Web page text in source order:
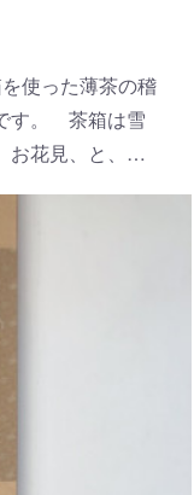
使った薄茶の稽
す。 茶箱は雪
お花見、と、…